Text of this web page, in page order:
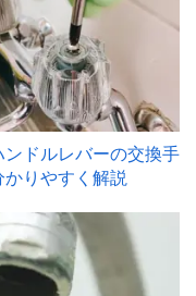
ンドルレバーの交換手
かりやすく解説